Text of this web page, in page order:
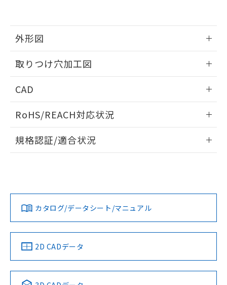
外形図
取りつけ穴加工図
CAD
ドすることができます。
ログイン/会員登録
ダウンロードデータをご利用いただく前に、以下を必ずお読
みください。
ソフトウェアの使用条件
RoHS/REACH対応状況
EU RoHS 注意事項・凡例
対応済み
中国 RoHS 注意事項・凡例
規格認証/適合状況
カタログ/データシート/マニュアル
2D CADデータ
既に当社にて対応品への在庫切替を完了
していることから、特段のことがない限
す。